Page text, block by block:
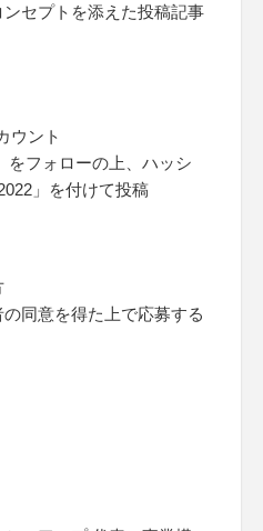
セプトを添えた投稿記事
ウント
をフォローの上、ハッシ
」を付けて投稿
同意を得た上で応募する